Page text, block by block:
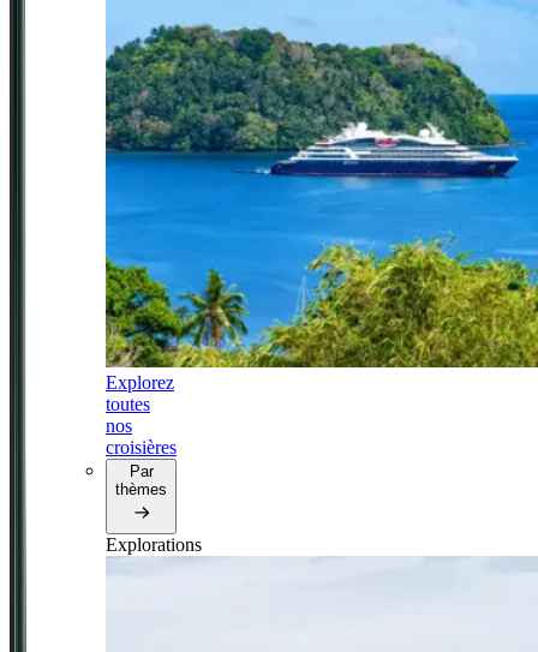
Explorez
toutes
nos
croisières
Par
thèmes
Explorations